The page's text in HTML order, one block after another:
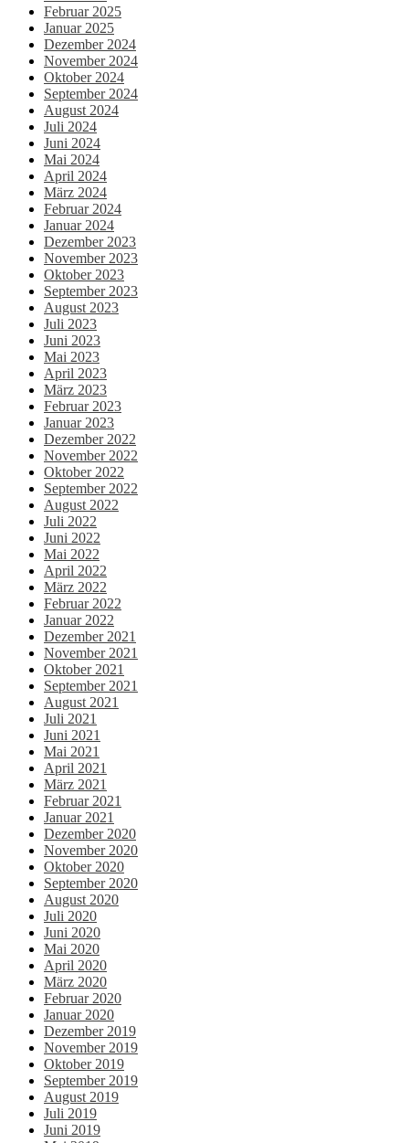
Februar 2025
Januar 2025
Dezember 2024
November 2024
Oktober 2024
September 2024
August 2024
Juli 2024
Juni 2024
Mai 2024
April 2024
März 2024
Februar 2024
Januar 2024
Dezember 2023
November 2023
Oktober 2023
September 2023
August 2023
Juli 2023
Juni 2023
Mai 2023
April 2023
März 2023
Februar 2023
Januar 2023
Dezember 2022
November 2022
Oktober 2022
September 2022
August 2022
Juli 2022
Juni 2022
Mai 2022
April 2022
März 2022
Februar 2022
Januar 2022
Dezember 2021
November 2021
Oktober 2021
September 2021
August 2021
Juli 2021
Juni 2021
Mai 2021
April 2021
März 2021
Februar 2021
Januar 2021
Dezember 2020
November 2020
Oktober 2020
September 2020
August 2020
Juli 2020
Juni 2020
Mai 2020
April 2020
März 2020
Februar 2020
Januar 2020
Dezember 2019
November 2019
Oktober 2019
September 2019
August 2019
Juli 2019
Juni 2019